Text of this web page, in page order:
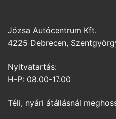
Józsa Autócentrum Kft.
4225 Debrecen,
Nyitvatartás:
H-P: 08.00-17.00
Téli, nyári átállásnál